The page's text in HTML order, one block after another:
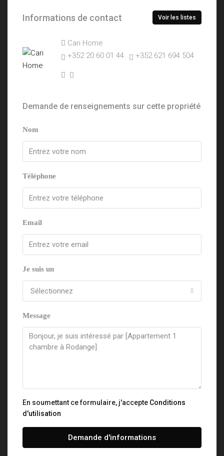
Informations de contact Voir les listes
Cari Home
+352 20 60 01 44
+352 621 694 504
Demande de renseignements sur cette propriété
Nom
Téléphone
Email
Je suis un
Sélectionnez
Message
En soumettant ce formulaire, j'accepte Conditions
d'utilisation
Demande d'informations